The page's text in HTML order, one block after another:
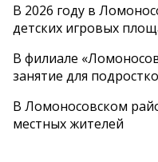
В 2026 году в
детских игровых
В филиале
занятие для
В Ломоносовском
местных жителей